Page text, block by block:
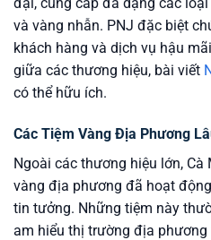
và vàng nhẫn. PNJ đặc biệt
khách hàng và dịch vụ hậu
giữa các thương hiệu, bài viết
có thể hữu ích.
Các Tiệm Vàng Địa Phương
Ngoài các thương hiệu lớn,
vàng địa phương đã hoạt
tin tưởng. Những tiệm này
am hiểu thị trường địa